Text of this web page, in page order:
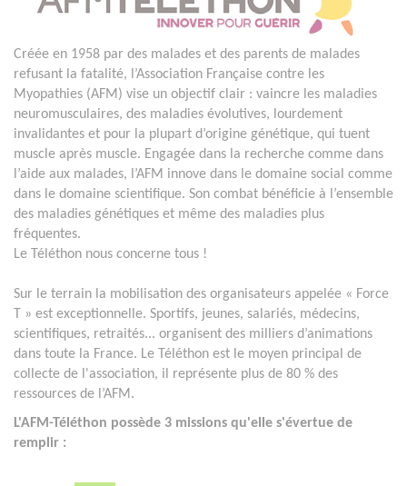
Créée en 1958 par des malades et des parents de malades
refusant la fatalité, l’Association Française contre les
Myopathies (AFM) vise un objectif clair : vaincre les maladies
neuromusculaires, des maladies évolutives, lourdement
invalidantes et pour la plupart d’origine génétique, qui tuent
muscle après muscle. Engagée dans la recherche comme dans
l’aide aux malades, l’AFM innove dans le domaine social comme
dans le domaine scientifique. Son combat bénéficie à l’ensemble
des maladies génétiques et même des maladies plus
fréquentes.
Le Téléthon nous concerne tous !
Sur le terrain la mobilisation des organisateurs appelée « Force
T » est exceptionnelle. Sportifs, jeunes, salariés, médecins,
scientifiques, retraités... organisent des milliers d’animations
dans toute la France. Le Téléthon est le moyen principal de
collecte de l'association, il représente plus de 80 % des
ressources de l’AFM.
L'AFM-Téléthon possède 3 missions qu'elle s'évertue de
remplir :